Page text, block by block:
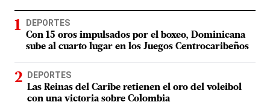
DEPORTES
Con 15 oros impulsados por el boxeo, Dominicana
sube al cuarto lugar en los Juegos Centrocaribeños
DEPORTES
Las Reinas del Caribe retienen el oro del voleibol
con una victoria sobre Colombia